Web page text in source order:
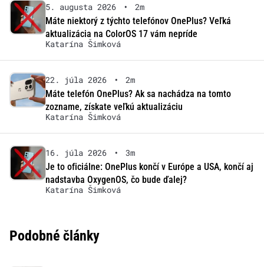
5. augusta 2026 •
2m
Máte niektorý z týchto telefónov OnePlus? Veľká
aktualizácia na ColorOS 17 vám nepríde
Katarína Šimková
22. júla 2026 •
2m
Máte telefón OnePlus? Ak sa nachádza na tomto
zozname, získate veľkú aktualizáciu
Katarína Šimková
16. júla 2026 •
3m
Je to oficiálne: OnePlus končí v Európe a USA, končí aj
nadstavba OxygenOS, čo bude ďalej?
Katarína Šimková
Podobné články